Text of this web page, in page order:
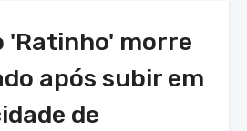
'Ratinho' morre
após subir em
de